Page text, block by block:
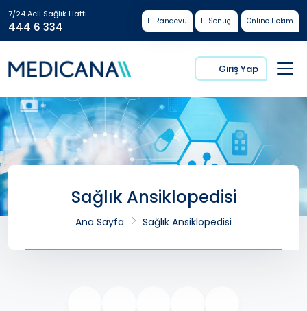
7/24 Acil Sağlık Hattı
444 6 334 E-Randevu E-Sonuç Online Hekim
Giriş Yap
Sağlık Ansiklopedisi
Ana Sayfa Sağlık Ansiklopedisi